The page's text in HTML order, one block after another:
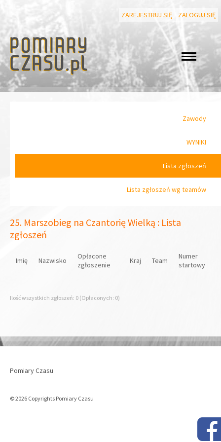
ZAREJESTRUJ SIĘ ZALOGUJ SIĘ
Zawody
WYNIKI
Lista zgłoszeń
Lista zgłoszeń wg teamów
25. Marszobieg na Czantorię Wielką : Lista
zgłoszeń
Imię Nazwisko
Opłacone
zgłoszenie
Kraj Team
Numer
startowy
Ilość wszystkich zgłoszeń: 0 (Opłaconych: 0)
Pomiary Czasu
© 2026 Copyrights Pomiary Czasu